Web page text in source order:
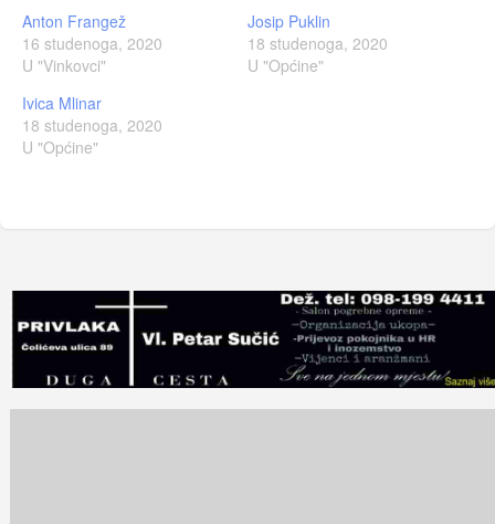
Anton Frangež
16 studenoga, 2020
U "Vinkovci"
Josip Puklin
18 studenoga, 2020
U "Općine"
Ivica Mlinar
18 studenoga, 2020
U "Općine"